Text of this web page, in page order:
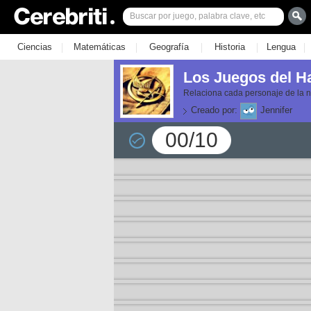
Ciencias | Matemáticas | Geografía | Historia | Lengua |
Los Juegos del
Relaciona cada personaje de la
Creado por: Jennifer
00/10